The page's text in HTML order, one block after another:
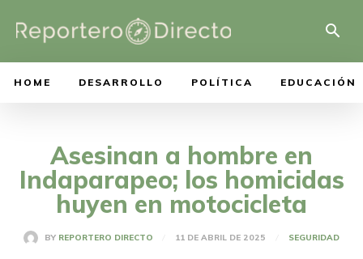
HOME DESARROLLO POLÍTICA EDUCACIÓN
Asesinan a hombre en
Indaparapeo; los homicidas
huyen en motocicleta
BY REPORTERO DIRECTO 11 DE ABRIL DE 2025 SEGURIDAD